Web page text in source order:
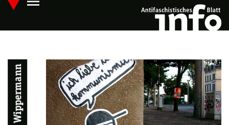
Skip
main
Hauptmenü öffnen